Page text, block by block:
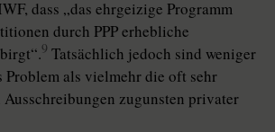
dass „das ehrgeizige Programm
durch PPP erhebliche
9 Tatsächlich jedoch sind weniger
Pro­blem als vielmehr die oft sehr
zugunsten privater